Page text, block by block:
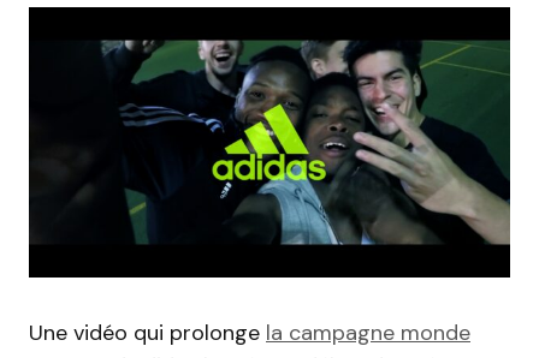
Une vidéo qui prolonge la campagne monde